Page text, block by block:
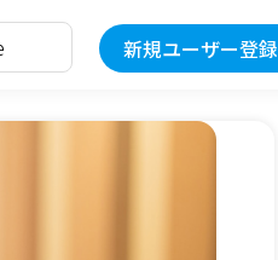
新規ユーザー登録